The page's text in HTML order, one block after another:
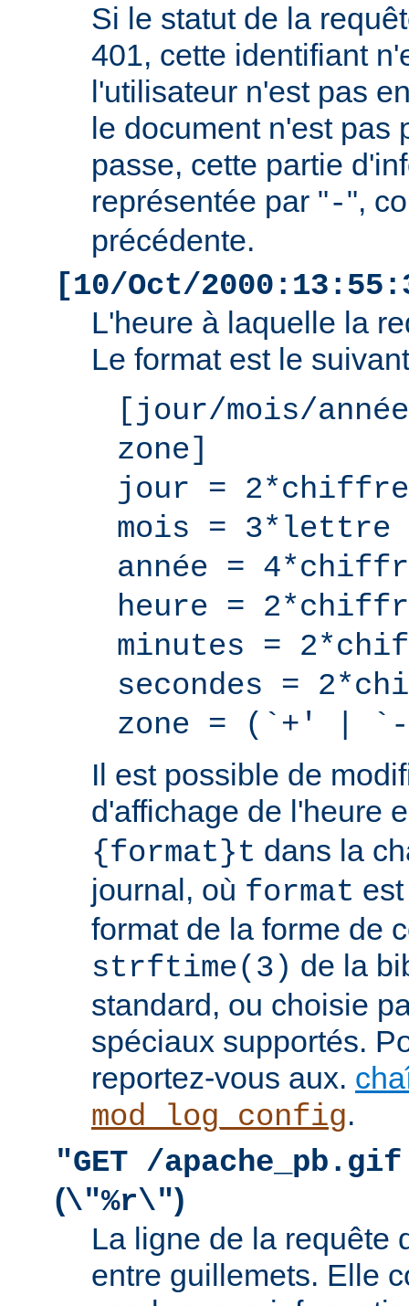
Si le statut de la
401, cette identifiant
l'utilisateur n'est pas
le document n'est pas
passe, cette partie
représentée par "-",
précédente.
[10/Oct/
L'heure à laquelle la
Le format est le
[jour/mois/
zone]
jour = 2*chiffre
mois = 3*lettre
année =
heure =
minutes =
secondes =
zone = (`+' |
Il est possible de
d'affichage de l'heure
{format}t dans la
journal, où format
format de la forme de
strftime(3) de la
standard, ou choisie
spéciaux supportés.
reportez-vous aux.
mod_log_config.
"GET /
(\"%r\")
La ligne de la requête
entre guillemets. Elle